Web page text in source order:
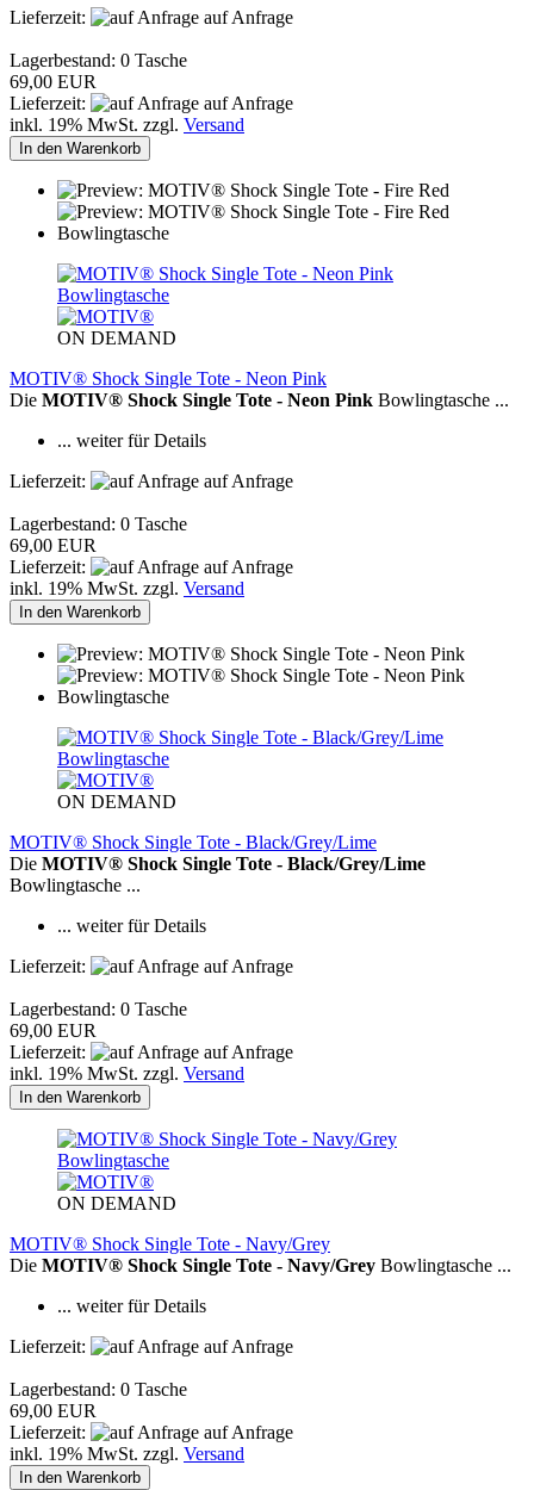
Lieferzeit:
auf Anfrage
Lagerbestand: 0 Tasche
69,00 EUR
Lieferzeit:
auf Anfrage
inkl. 19% MwSt. zzgl. Versand
In den Warenkorb
ON DEMAND
MOTIV® Shock Single Tote - Neon Pink
Die MOTIV® Shock Single Tote - Neon Pink Bowlingtasche ...
... weiter für Details
Lieferzeit:
auf Anfrage
Lagerbestand: 0 Tasche
69,00 EUR
Lieferzeit:
auf Anfrage
inkl. 19% MwSt. zzgl. Versand
In den Warenkorb
ON DEMAND
MOTIV® Shock Single Tote - Black/Grey/Lime
Die MOTIV® Shock Single Tote - Black/Grey/Lime
Bowlingtasche ...
... weiter für Details
Lieferzeit:
auf Anfrage
Lagerbestand: 0 Tasche
69,00 EUR
Lieferzeit:
auf Anfrage
inkl. 19% MwSt. zzgl. Versand
In den Warenkorb
ON DEMAND
MOTIV® Shock Single Tote - Navy/Grey
Die MOTIV® Shock Single Tote - Navy/Grey Bowlingtasche ...
... weiter für Details
Lieferzeit:
auf Anfrage
Lagerbestand: 0 Tasche
69,00 EUR
Lieferzeit:
auf Anfrage
inkl. 19% MwSt. zzgl. Versand
In den Warenkorb